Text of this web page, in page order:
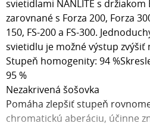
svietidlami NANLITE s
zarovnané s Forza 200, Forza
150, FS-200 a FS-300.
svietidlu je možné výstup zvýšiť
Stupeň homogenity: 94
95 %
Nezakrivená šošovka
Pomáha zlepšiť stupeň
chromatickú aberáciu, účinne